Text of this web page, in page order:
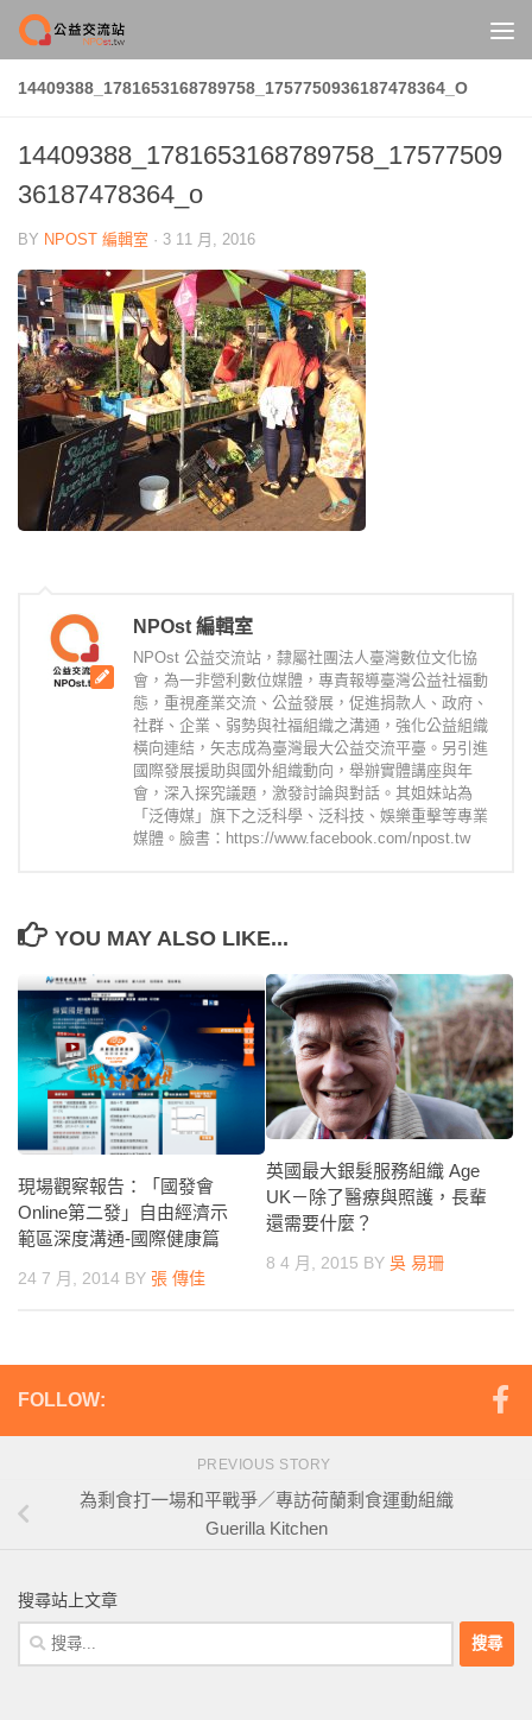
Skip to content
14409388_1781653168789758_1757750936187478364_O
14409388_1781653168789758_17577509
36187478364_o
BY NPOST 編輯室 · 3 11 月, 2016
NPOst 編輯室
NPOst 公益交流站，隸屬社團法人臺灣數位文化協
會，為一非營利數位媒體，專責報導臺灣公益社福動
態，重視產業交流、公益發展，促進捐款人、政府、
社群、企業、弱勢與社福組織之溝通，強化公益組織
橫向連結，矢志成為臺灣最大公益交流平臺。另引進
國際發展援助與國外組織動向，舉辦實體講座與年
會，深入探究議題，激發討論與對話。其姐妹站為
「泛傳媒」旗下之泛科學、泛科技、娛樂重擊等專業
媒體。臉書：https://www.facebook.com/npost.tw
YOU MAY ALSO LIKE...
現場觀察報告：「國發會
Online第二發」自由經濟示
範區深度溝通-國際健康篇
24 7 月, 2014 BY 張 傳佳
英國最大銀髮服務組織 Age
UK－除了醫療與照護，長輩
還需要什麼？
8 4 月, 2015 BY 吳 易珊
FOLLOW:
PREVIOUS STORY
為剩食打一場和平戰爭／專訪荷蘭剩食運動組織
Guerilla Kitchen
搜尋站上文章
搜
尋